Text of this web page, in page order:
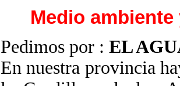
Medio
Pedimos por : EL
En nuestra provincia